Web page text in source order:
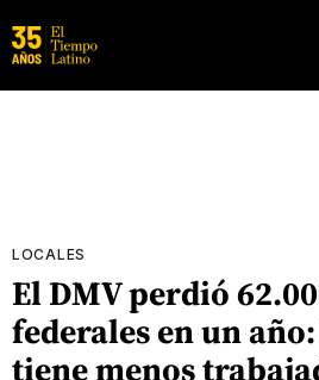
LOCALES
El DMV perdió
federales en un
tiene menos